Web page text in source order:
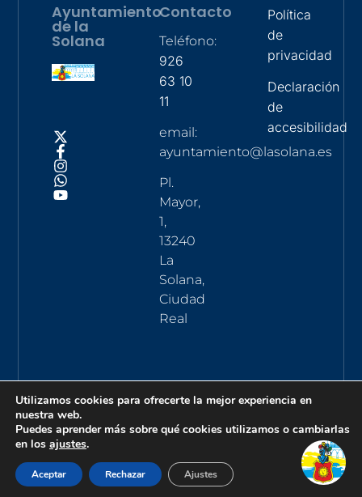
Ayuntamiento
de la
Solana
Contacto
Teléfono:
926
63 10
11
email:
ayuntamiento@lasolana.es
Pl.
Mayor,
1,
13240
La
Solana,
Ciudad
Real
Política
de
privacidad
Declaración
de
accesibilidad
Utilizamos cookies para ofrecerte la mejor experiencia en
nuestra web.
Puedes aprender más sobre qué cookies utilizamos o cambiarlas
en los ajustes.
Aceptar Rechazar Ajustes